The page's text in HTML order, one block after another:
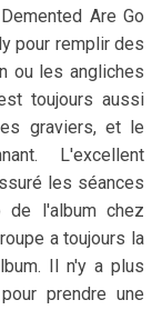
Are Go
pour remplir des
ou les angliches
toujours aussi
graviers, et le
L'excellent
les séances
de l'album chez
a toujours la
Il n'y a plus
prendre une